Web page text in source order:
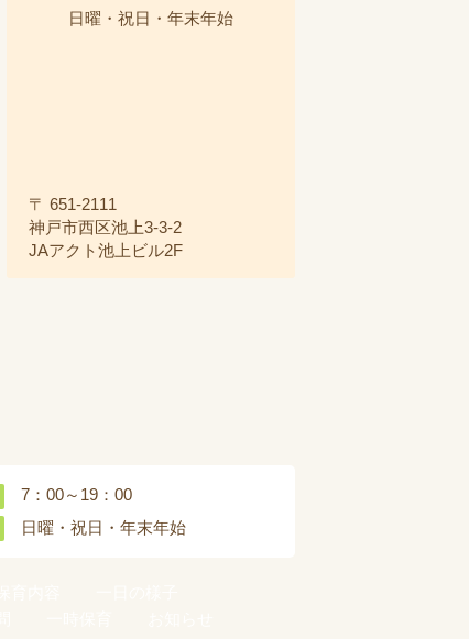
日曜・祝日・年末年始
〒 651-2111
神戸市西区池上3-3-2
JAアクト池上ビル2F
7：00～19：00
日曜・祝日・年末年始